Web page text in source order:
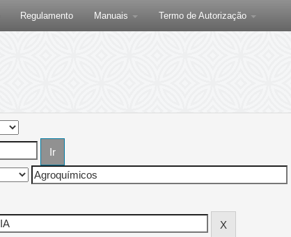
Regulamento Manuais Termo de Autorização